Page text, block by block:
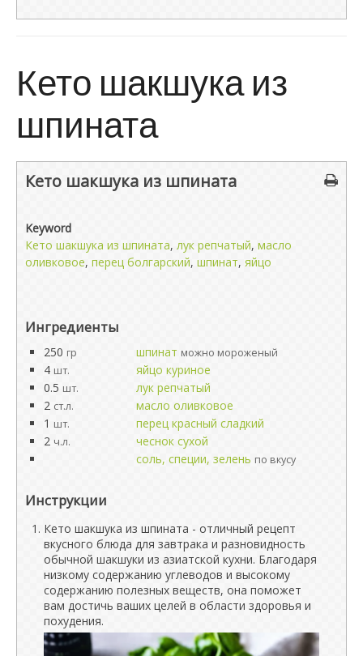
Кето шакшука из
шпината
Кето шакшука из шпината
Keyword
Кето шакшука из шпината, лук репчатый, масло
оливковое, перец болгарский, шпинат, яйцо
Ингредиенты
250 гр шпинат можно мороженый
4 шт.
яйцо куриное
0.5 шт.
лук репчатый
2 ст.л.
масло оливковое
1 шт.
перец красный сладкий
2 ч.л.
чеснок сухой
соль, специи, зелень по вкусу
Инструкции
Кето шакшука из шпината - отличный рецепт
вкусного блюда для завтрака и разновидность
обычной шакшуки из азиатской кухни. Благодаря
низкому содержанию углеводов и высокому
содержанию полезных веществ, она поможет
вам достичь ваших целей в области здоровья и
похудения.